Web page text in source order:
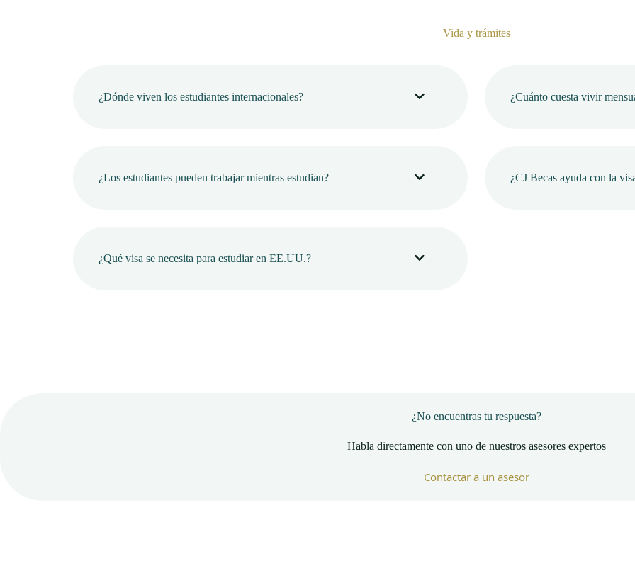
Vida y trámites
¿Dónde viven los estudiantes internacionales?
¿Los estudiantes pueden trabajar mientras estudian?
¿Qué visa se necesita para estudiar en EE.UU.?
¿Cuánto cuesta vivir
¿CJ Becas ayuda con la
¿No encuentras tu respuesta?
Habla directamente con uno de nuestros asesores expertos
Contactar a un asesor